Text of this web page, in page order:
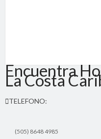
Encuentra
La Costa
TELEFONO:
(505) 8648 4985